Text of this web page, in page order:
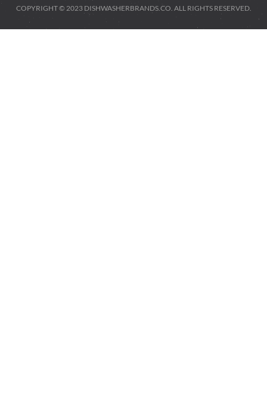
COPYRIGHT © 2023 DISHWASHERBRANDS.CO. ALL RIGHTS RESERVED.